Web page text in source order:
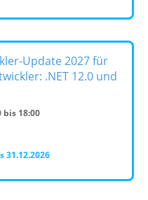
Update 2027 für
.NET 12.0 und
bis 18:00
31.12.2026